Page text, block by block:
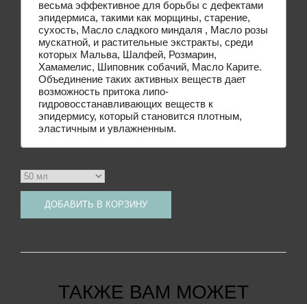
весьма эффективное для борьбы с дефектами
эпидермиса, такими как морщины, старение,
сухость, Масло сладкого миндаля , Масло розы
мускатной, и растительные экстракты, среди
которых Мальва, Шалфей, Розмарин,
Хамамелис, Шиповник собачий, Масло Карите.
Объединение таких активных веществ дает
возможность притока липо-
гидровосстанавливающих веществ к
эпидермису, который становится плотным,
эластичным и увлажненным.
ДОБАВИТЬ В КОРЗИНУ
ТАКЖЕ ВАМ МОЖЕТ